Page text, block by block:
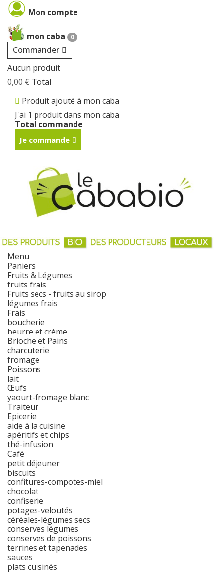
Mon compte
mon caba 0
Commander
Aucun produit
0,00 € Total
Produit ajouté à mon caba
J'ai 1 produit dans mon caba
Total commande
Je commande
Menu
Paniers
Fruits & Légumes
fruits frais
Fruits secs - fruits au sirop
légumes frais
Frais
boucherie
beurre et crème
Brioche et Pains
charcuterie
fromage
Poissons
lait
Œufs
yaourt-fromage blanc
Traiteur
Epicerie
aide à la cuisine
apéritifs et chips
thé-infusion
Café
petit déjeuner
biscuits
confitures-compotes-miel
chocolat
confiserie
potages-veloutés
céréales-légumes secs
conserves légumes
conserves de poissons
terrines et tapenades
sauces
plats cuisinés
Cookies management panel